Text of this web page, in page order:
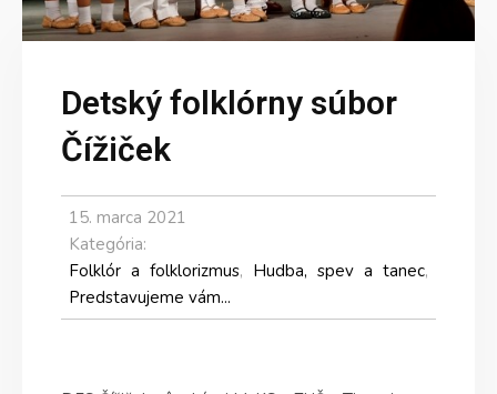
Detský folklórny súbor
Čížiček
15. marca 2021
Kategória:
Folklór a folklorizmus, Hudba, spev a tanec,
Predstavujeme vám...